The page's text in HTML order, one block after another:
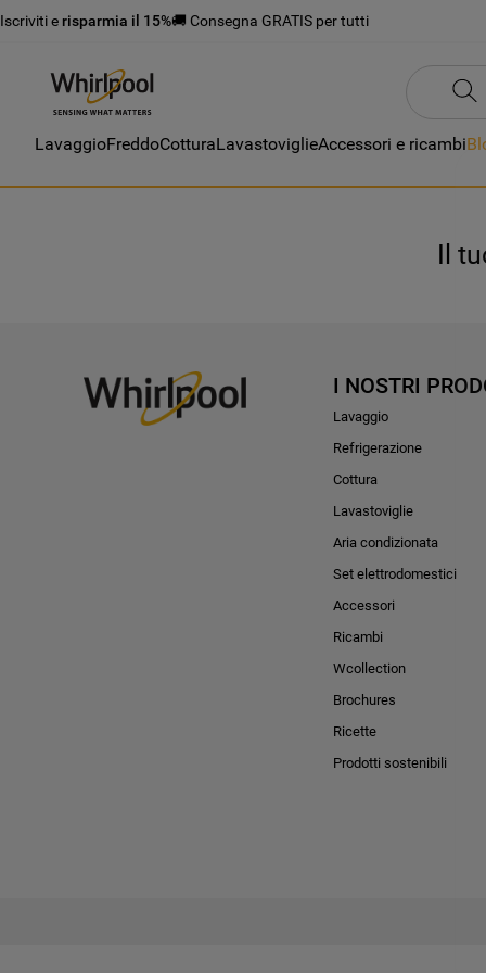
Iscriviti e risparmia il 15%🚚 Consegna GRATIS per tutti
LavaggioFreddoCotturaLavastoviglieAccessori e ricambi
Il
I NOSTRI
Lavaggio
Refrigerazione
Cottura
Lavastoviglie
Aria condizionata
Set elettrodomestici
Accessori
Ricambi
Wcollection
Brochures
Ricette
Prodotti sostenibili